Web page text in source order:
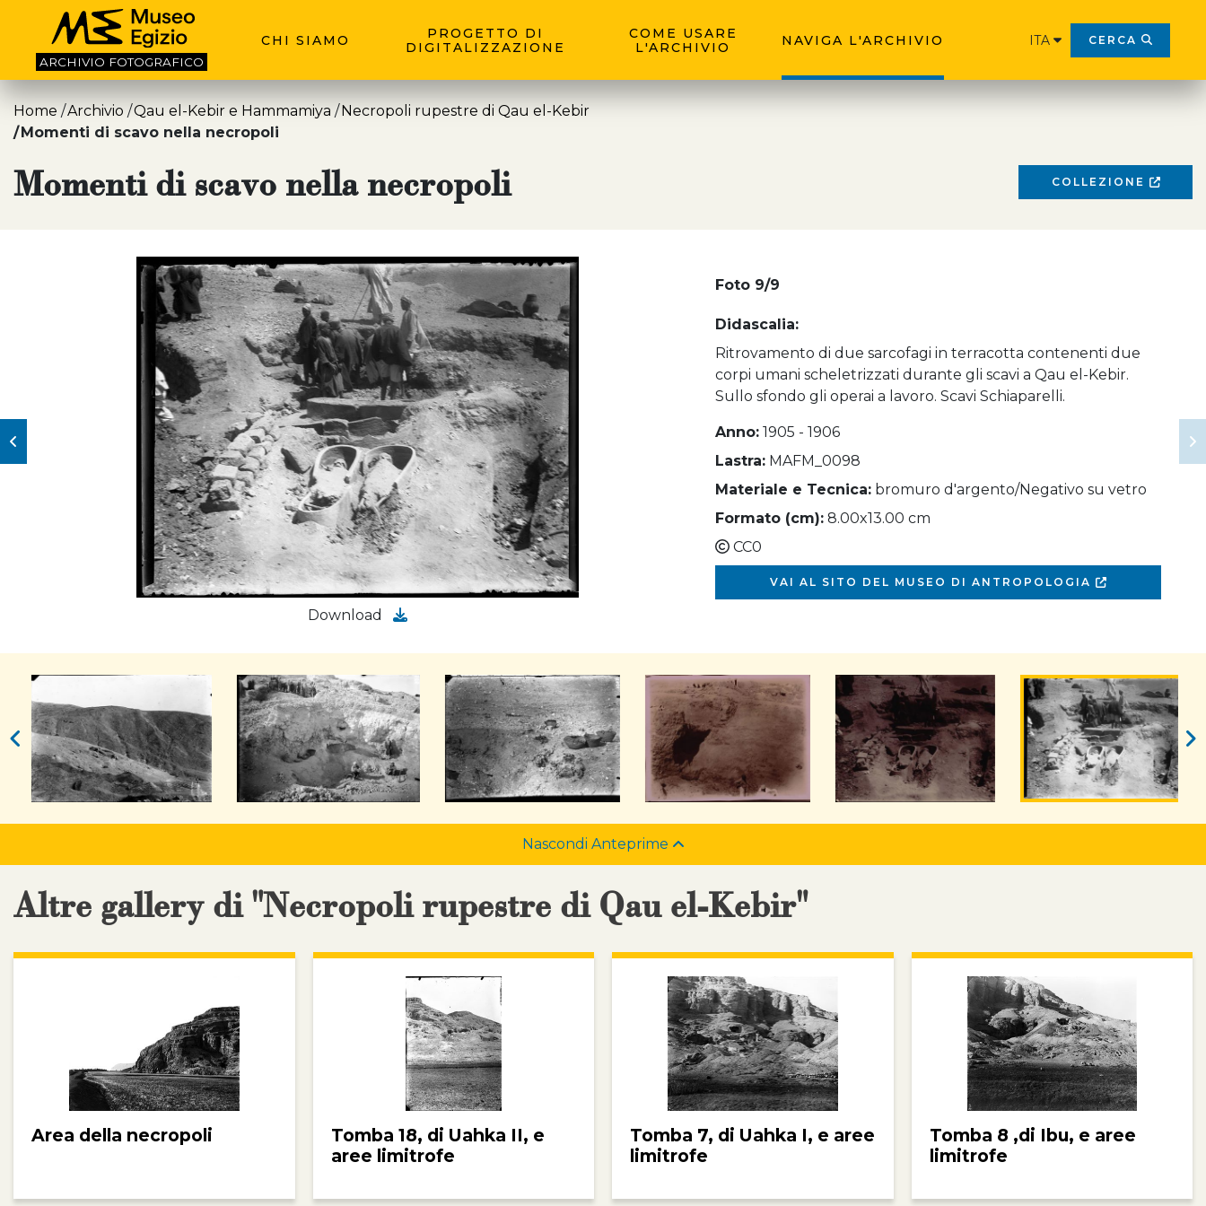
ARCHIVIO FOTOGRAFICO
CHI SIAMO
PROGETTO DI
DIGITALIZZAZIONE
COME USARE
L'ARCHIVIO
NAVIGA L'ARCHIVIO ITA CERCA
Home Archivio Qau el-Kebir e Hammamiya
Necropoli rupestre di Qau el-Kebir
Momenti di scavo nella necropoli
COLLEZIONE
Momenti di scavo nella necropoli
Download
Foto 9/9
Didascalia:
Ritrovamento di due sarcofagi in terracotta contenenti due
corpi umani scheletrizzati durante gli scavi a Qau el-Kebir.
Sullo sfondo gli operai a lavoro. Scavi Schiaparelli.
Anno: 1905 - 1906
Lastra: MAFM_0098
Materiale e Tecnica: bromuro d'argento/Negativo su vetro
Formato (cm): 8.00x13.00 cm
CC0
VAI AL SITO DEL MUSEO DI ANTROPOLOGIA
Nascondi Anteprime
Altre gallery di "Necropoli rupestre di Qau el-Kebir"
Area della necropoli
Tomba 18, di Uahka II, e
aree limitrofe
Tomba 7, di Uahka I, e aree
limitrofe
Tomba 8 ,di Ibu, e aree
limitrofe